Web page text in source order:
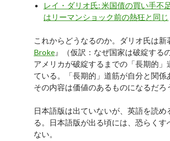
レイ・ダリオ氏: 米国債の買い手不
はリーマンショック前の熱狂と同じ
これからどうなるのか。ダリオ氏は新
Broke 』（仮訳：なぜ国家は破綻する
アメリカが破綻するまでの「長期的
ている。「長期的」道筋が自分と関係
その内容は価値のあるものになるだろ
日本語版は出ていないが、英語を読
る。日本語版が出る頃には、恐らく
ない。